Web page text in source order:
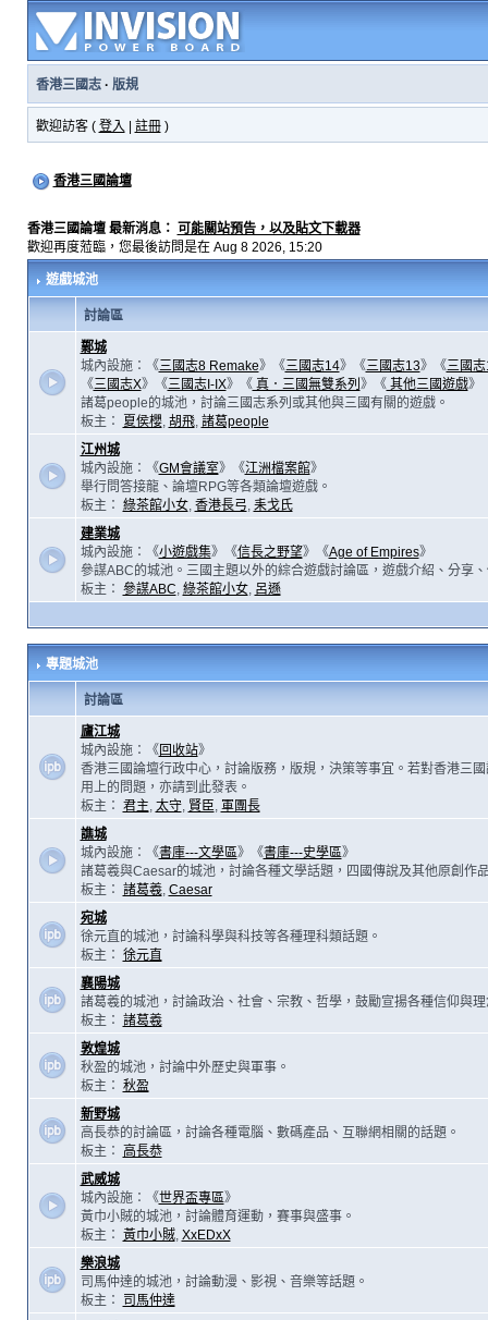
香港三國志· 版規
歡迎訪客 ( 登入 註冊)
香港三國論壇
香港三國論壇 最新消息： 可能關站預告，以及貼文下載器
歡迎再度蒞臨，您最後訪問是在 Aug 8 2026, 15:20
遊戲城池
討論區
鄴城
城內設施：《三國志8 Remake》《三國志14》《三國志13》《三國
《三國志X》《三國志I-IX》《真．三國無雙系列 》《其他三國遊戲》
諸葛people的城池，討論三國志系列或其他與三國有關的遊戲。
板主：
夏侯櫻, 胡飛, 諸葛people
江州城
城內設施：《GM會議室》《江洲檔案館》
舉行問答接龍、論壇RPG等各類論壇遊戲。
板主： 綠茶館小女, 香港長弓, 耒戈氏
建業城
城內設施：《小遊戲集》《信長之野望》《Age of Empires》
參謀ABC的城池。三國主題以外的綜合遊戲討論區，遊戲介紹、分享
板主： 參謀ABC, 綠茶館小女, 呂遜
專題城池
討論區
廬江城
城內設施：《回收站》
香港三國論壇行政中心，討論版務，版規，決策等事宜。若對香港三
用上的問題，亦請到此發表。
板主： 君主, 太守, 賢臣, 軍團長
譙城
城內設施：《書庫---文學區》《書庫---史學區》
諸葛羲與Caesar的城池，討論各種文學話題，四國傳說及其他原創作
板主： 諸葛羲, Caesar
宛城
徐元直的城池，討論科學與科技等各種理科類話題。
板主： 徐元直
襄陽城
諸葛羲的城池，討論政治、社會、宗教、哲學，鼓勵宣揚各種信仰與理
板主： 諸葛羲
敦煌城
秋盈的城池，討論中外歷史與軍事。
板主： 秋盈
新野城
高長恭的討論區，討論各種電腦、數碼產品、互聯網相關的話題。
板主：
高長恭
武威城
城內設施：《世界盃專區》
黃巾小賊的城池，討論體育運動，賽事與盛事。
板主： 黃巾小賊, XxEDxX
樂浪城
司馬仲達的城池，討論動漫、影視、音樂等話題。
板主：
司馬仲達